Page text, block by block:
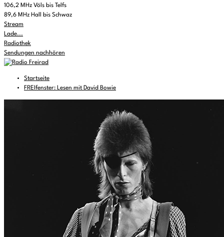
106,2 MHz Völs bis Telfs
89,6 MHz Hall bis Schwaz
Stream
Lade...
Radiothek
Sendungen nachhören
Startseite
FREIfenster: Lesen mit David Bowie